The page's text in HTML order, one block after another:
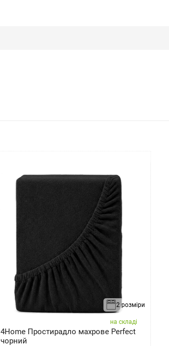
2 розміри
на складі
4Home Простирадло махрове Perfect
чорний